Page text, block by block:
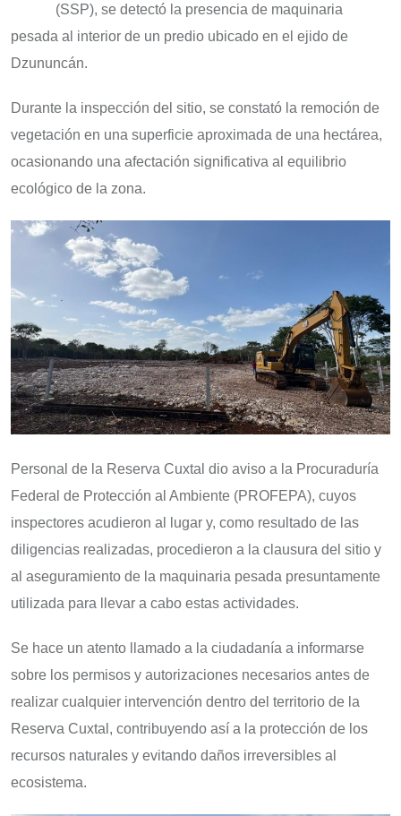
(SSP), se detectó la presencia de maquinaria
pesada al interior de un predio ubicado en el ejido de
Dzununcán.
Durante la inspección del sitio, se constató la remoción de
vegetación en una superficie aproximada de una hectárea,
ocasionando una afectación significativa al equilibrio
ecológico de la zona.
Personal de la Reserva Cuxtal dio aviso a la Procuraduría
Federal de Protección al Ambiente (PROFEPA), cuyos
inspectores acudieron al lugar y, como resultado de las
diligencias realizadas, procedieron a la clausura del sitio y
al aseguramiento de la maquinaria pesada presuntamente
utilizada para llevar a cabo estas actividades.
Se hace un atento llamado a la ciudadanía a informarse
sobre los permisos y autorizaciones necesarios antes de
realizar cualquier intervención dentro del territorio de la
Reserva Cuxtal, contribuyendo así a la protección de los
recursos naturales y evitando daños irreversibles al
ecosistema.